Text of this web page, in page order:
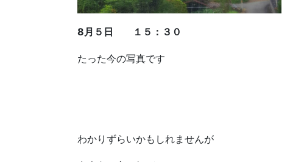
8月５日 １５：３０
たった今の写真です
わかりずらいかもしれませんが